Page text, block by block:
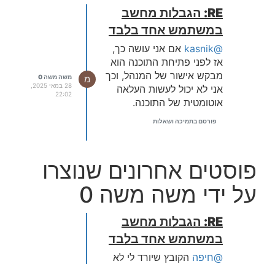
RE: הגבלות מחשב
במשתמש אחד בלבד
@kasnik
אם אני עושה כך,
אז לפני פתיחת התוכנה הוא
מבקש אישור של המנהל, וכך
אני לא יכול לעשות העלאה
אוטומטית של התוכנה.
פורסם בתמיכה ושאלות
מ
משה משה 0
22:02
פוסטים אחרונים שנוצרו
על ידי משה משה 0
RE: הגבלות מחשב
במשתמש אחד בלבד
@חיפה הקובץ שיורד לי לא